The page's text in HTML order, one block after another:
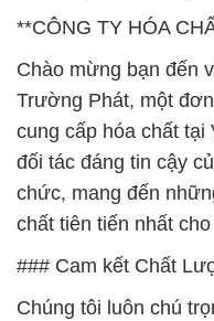
**CÔNG TY HÓA
Chào mừng bạn đến
Trường Phát, một
cung cấp hóa chất
đối tác đáng tin cậy
chức, mang đến
chất tiên tiến nhất
### Cam kết Chất
Chúng tôi luôn chú